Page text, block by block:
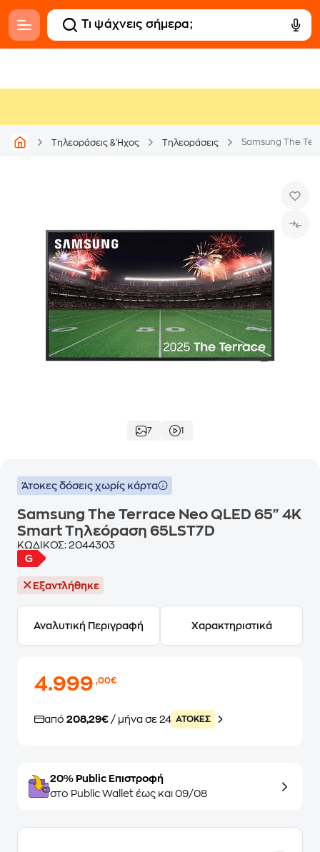
Τηλεοράσεις & Ήχος Τηλεοράσεις Samsung The
7 1
Άτοκες δόσεις χωρίς κάρτα
Samsung The Terrace Neo QLED 65" 4K
Smart Τηλεόραση 65LST7D
ΚΩΔΙΚΟΣ: 2044303
Εξαντλήθηκε
Αναλυτική Περιγραφή Χαρακτηριστικά
4.999,00€
από 208,29€ / μήνα σε 24 ATOKEΣ
20% Public Επιστροφή
στο Public Wallet έως και 09/08